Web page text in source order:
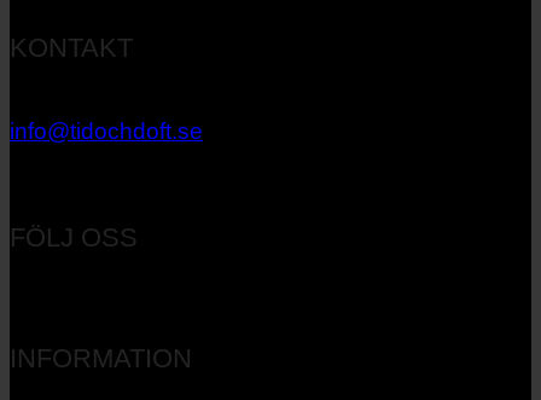
KONTAKT
info@tidochdoft.se
FÖLJ OSS
INFORMATION